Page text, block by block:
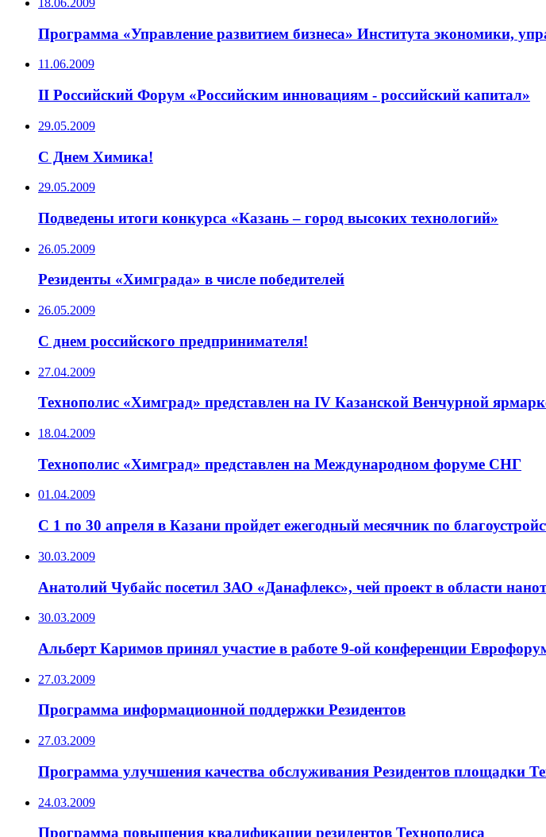
18.06.2009
Программа «Управление развитием бизнеса» Института экономики,
11.06.2009
II Российский Форум «Российским инновациям - российский капитал»
29.05.2009
C Днем Химика!
29.05.2009
Подведены итоги конкурса «Казань – город высоких технологий»
26.05.2009
Резиденты «Химграда» в числе победителей
26.05.2009
C днем российского предпринимателя!
27.04.2009
Технополис «Химград» представлен на IV Казанской Венчурной
18.04.2009
Технополис «Химград» представлен на Международном форуме СНГ
01.04.2009
C 1 по 30 апреля в Казани пройдет ежегодный месячник по
30.03.2009
Анатолий Чубайс посетил ЗАО «Данафлекс», чей проект в области
30.03.2009
Альберт Каримов принял участие в работе 9-ой конференции
27.03.2009
Программа информационной поддержки Резидентов
27.03.2009
Программа улучшения качества обслуживания Резидентов площадки
24.03.2009
Программа повышения квалификации резидентов Технополиса